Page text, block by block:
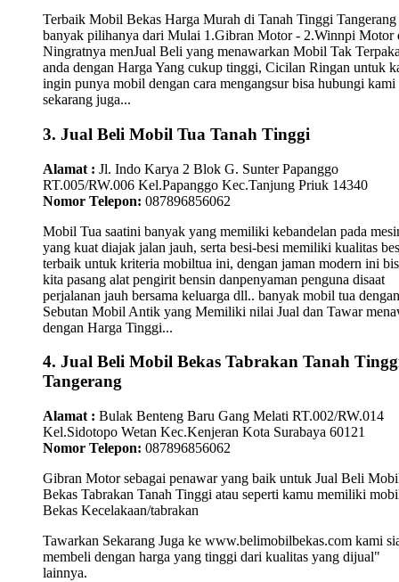
Terbaik Mobil Bekas Harga Murah di Tanah Tinggi Tangerang
banyak pilihanya dari Mulai 1.Gibran Motor - 2.Winnpi Motor
Ningratnya menJual Beli yang menawarkan Mobil Tak
anda dengan Harga Yang cukup tinggi, Cicilan Ringan untuk
ingin punya mobil dengan cara mengangsur bisa hubungi kami
sekarang juga...
3. Jual Beli Mobil Tua Tanah Tinggi
Alamat : Jl. Indo Karya 2 Blok G. Sunter Papanggo
RT.005/RW.006 Kel.Papanggo Kec.Tanjung Priuk 14340
Nomor Telepon: 087896856062
Mobil Tua saatini banyak yang memiliki kebandelan pada
yang kuat diajak jalan jauh, serta besi-besi memiliki kualitas
terbaik untuk kriteria mobiltua ini, dengan jaman modern ini
kita pasang alat pengirit bensin danpenyaman penguna disaat
perjalanan jauh bersama keluarga dll.. banyak mobil tua dengan
Sebutan Mobil Antik yang Memiliki nilai Jual dan Tawar
dengan Harga Tinggi...
4. Jual Beli Mobil Bekas Tabrakan Tanah
Tangerang
Alamat : Bulak Benteng Baru Gang Melati RT.002/RW.014
Kel.Sidotopo Wetan Kec.Kenjeran Kota Surabaya 60121
Nomor Telepon: 087896856062
Gibran Motor sebagai penawar yang baik untuk Jual Beli
Bekas Tabrakan Tanah Tinggi atau seperti kamu memiliki
Bekas Kecelakaan/tabrakan
Tawarkan Sekarang Juga ke www.belimobilbekas.com kami
membeli dengan harga yang tinggi dari kualitas yang dijual"
lainnya.